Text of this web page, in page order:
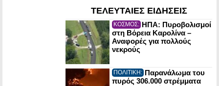
ΤΕΛΕΥΤΑΙΕΣ ΕΙΔΗΣΕΙΣ
ΚΟΣΜΟΣ: ΗΠΑ: Πυροβολισμοί
στη Βόρεια Καρολίνα –
Αναφορές για πολλούς
νεκρούς
ΠΟΛΙΤΙΚΗ: Παρανάλωμα του
πυρός 306.000 στρέμματα